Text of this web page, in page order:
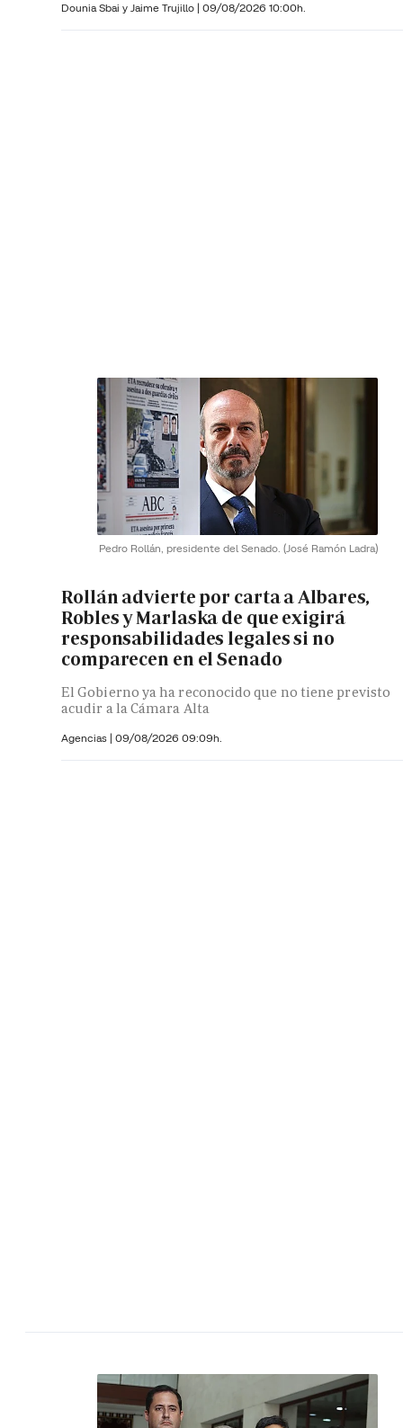
Dounia Sbai y Jaime Trujillo | 09/08/2026 10:00h.
Pedro Rollán, presidente del Senado. (José Ramón Ladra)
Rollán advierte por carta a Albares,
Robles y Marlaska de que exigirá
responsabilidades legales si no
comparecen en el Senado
El Gobierno ya ha reconocido que no tiene previsto
acudir a la Cámara Alta
Agencias | 09/08/2026 09:09h.